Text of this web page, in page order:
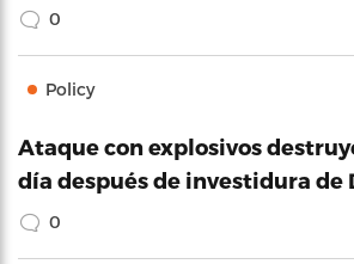
0
Policy
Ataque con explosivos
día después de investidura de
0